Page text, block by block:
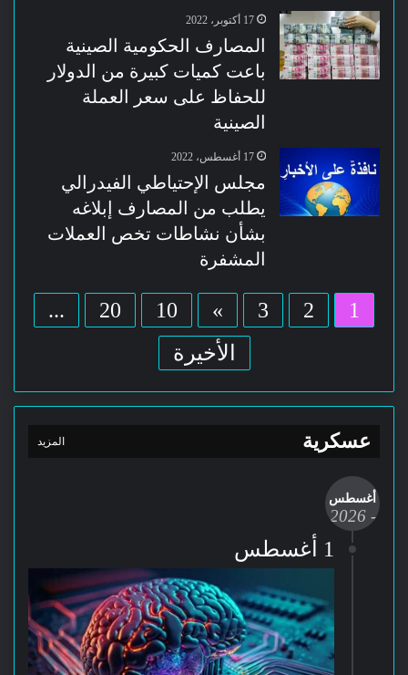
17 أكتوبر، 2022
المصارف الحكومية الصينية
باعت كميات كبيرة من الدولار
للحفاظ على سعر العملة
الصينية
17 أغسطس، 2022
مجلس الإحتياطي الفيدرالي
يطلب من المصارف إبلاغه
بشأن نشاطات تخص العملات
المشفرة
1
2
3
»
10
20
...
الأخيرة
عسكرية المزيد
أغسطس
- 2026
-
1 أغسطس